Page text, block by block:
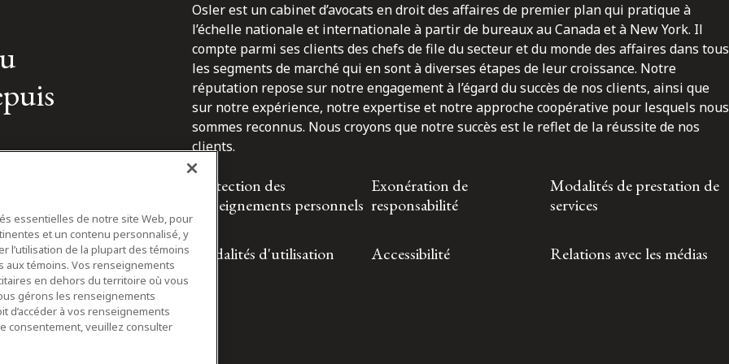
Osler est un cabinet d’avocats en droit des affaires de premier plan qui pratique à
l’échelle nationale et internationale à partir de bureaux au Canada et à New York. Il
compte parmi ses clients des chefs de file du secteur et du monde des affaires dans tous
les segments de marché qui en sont à diverses étapes de leur croissance. Notre
réputation repose sur notre engagement à l’égard du succès de nos clients, ainsi que
sur notre expérience, notre expertise et notre approche coopérative pour lesquels nous
sommes reconnus. Nous croyons que notre succès est le reflet de la réussite de nos
clients.
Protection des
renseignements personnels
Exonération de
responsabilité
Modalités de prestation de
services
Modalités d'utilisation Accessibilité Relations avec les médias
essentielles de notre site Web, pour
et un contenu personnalisé, y
l’utilisation de la plupart des témoins
témoins. Vos renseignements
en dehors du territoire où vous
gérons les renseignements
d’accéder à vos renseignements
consentement, veuillez consulter